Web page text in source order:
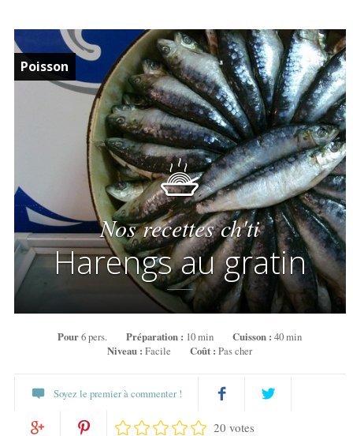
Poisson
Nos recettes ch'ti
Harengs au gratin
Pour6 pers. Préparation : 10 min Cuisson :40 min
Niveau : Facile Coût : Pas cher
Soyez le premier à commenter !
Partagez
20 votes